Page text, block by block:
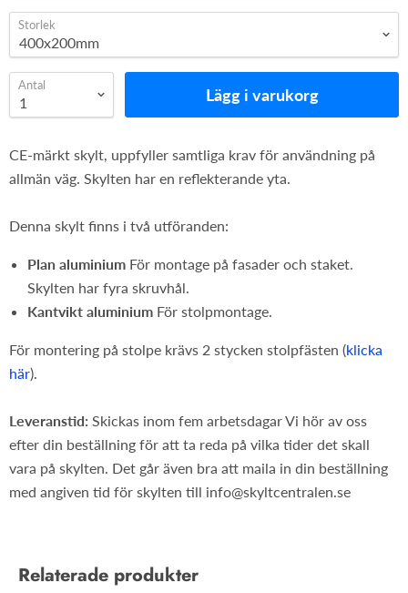
Storlek
Antal Lägg i varukorg
CE-märkt skylt, uppfyller samtliga krav för användning på
allmän väg. Skylten har en reflekterande yta.
Denna skylt finns i två utföranden:
Plan aluminium För montage på fasader och staket.
Skylten har fyra skruvhål.
Kantvikt aluminium För stolpmontage.
För montering på stolpe krävs 2 stycken stolpfästen (klicka
här).
Leveranstid: Skickas inom fem arbetsdagar Vi hör av oss
efter din beställning för att ta reda på vilka tider det skall
vara på skylten. Det går även bra att maila in din beställning
med angiven tid för skylten till info@skyltcentralen.se
Relaterade produkter